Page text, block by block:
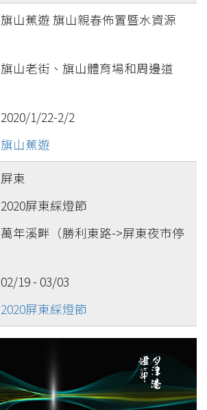
旗山蕉遊 旗山親春佈置暨水資源
旗山老街、旗山體育場和周邊道
2020/1/22-2/2
旗山蕉遊
屏東
2020屏東綵燈節
萬年溪畔（勝利東路->屏東夜市停
02/19 - 03/03
2020屏東綵燈節